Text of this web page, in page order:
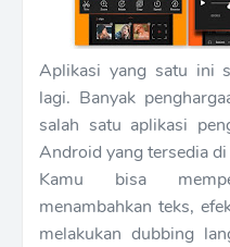
Aplikasi yang satu ini
lagi. Banyak
salah satu aplikasi
Android yang tersedia
Kamu bisa
menambahkan teks,
melakukan dubbing